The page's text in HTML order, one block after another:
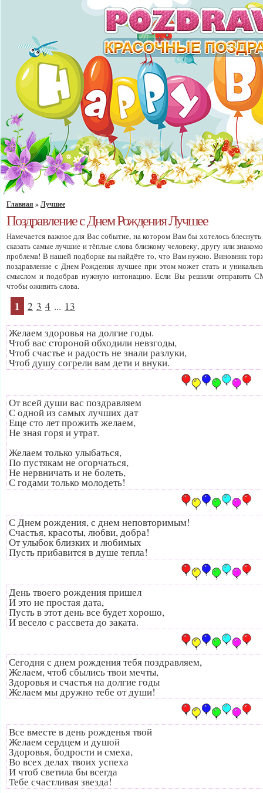
Главная »Лучшее
Поздравление с Днем Рождения Лучшее
Намечается важное для Вас событие, на котором Вам бы хотелось
сказать самые лучшие и тёплые слова близкому человеку, другу или
проблема! В нашей подборке вы найдёте то, что Вам нужно. Виновник
поздравление с Днем Рождения лучшее при этом может стать и
смыслом и подобрав нужную интонацию. Если Вы решили отправить
чтобы оживить слова.
1 2 3 4 ... 13
Желаем здоровья на долгие годы.
Чтоб вас стороной обходили невзгоды,
Чтоб счастье и радость не знали разлуки,
Чтоб душу согрели вам дети и внуки.
От всей души вас поздравляем
С одной из самых лучших дат
Еще сто лет прожить желаем,
Не зная горя и утрат.
Желаем только улыбаться,
По пустякам не огорчаться,
Не нервничать и не болеть,
С годами только молодеть!
С Днем рождения, с днем неповторимым!
Счастья, красоты, любви, добра!
От улыбок близких и любимых
Пусть прибавится в душе тепла!
День твоего рождения пришел
И это не простая дата,
Пусть в этот день все будет хорошо,
И весело с рассвета до заката.
Сегодня с днем рождения тебя поздравляем,
Желаем, чтоб сбылись твои мечты,
Здоровья и счастья на долгие годы
Желаем мы дружно тебе от души!
Все вместе в день рожденья твой
Желаем сердцем и душой
Здоровья, бодрости и смеха,
Во всех делах твоих успеха
И чтоб светила бы всегда
Тебе счастливая звезда!